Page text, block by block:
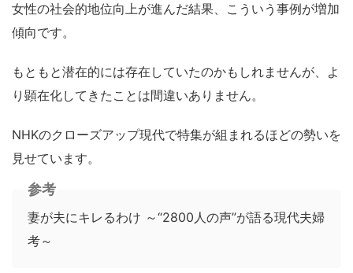
女性の社会的地位向上が進んだ結果、こういう事例が増加
傾向です。
もともと潜在的には存在していたのかもしれませんが、よ
り顕在化してきたことは間違いありません。
NHKのクローズアップ現代で特集が組まれるほどの勢いを
見せています。
参考
妻が夫にキレるわけ ～“2800人の声”が語る現代夫婦
考～